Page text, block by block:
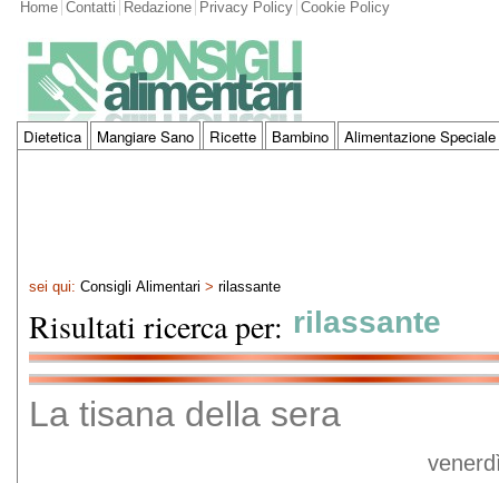
Home Contatti Redazione Privacy Policy Cookie Policy
Dietetica Mangiare Sano Ricette Bambino Alimentazione Speciale
sei qui: Consigli Alimentari > rilassante
Risultati ricerca per: rilassante
La tisana della sera